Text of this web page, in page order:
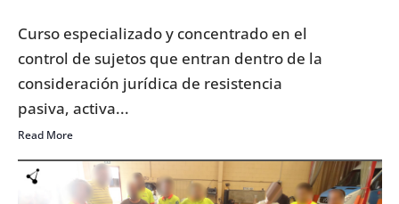
Curso especializado y concentrado en el
control de sujetos que entran dentro de la
consideración jurídica de resistencia
pasiva, activa...
Read More